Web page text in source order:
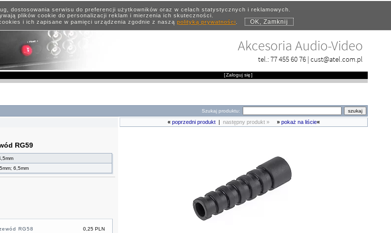
dostosowania serwisu do preferencji użytkowników oraz w celach statystycznych i reklamowych.
plików cookie do personalizacji reklam i mierzenia ich skuteczności.
i ich zapisane w pamięci urządzenia zgodnie z naszą polityką prywatności. OK, Zamknij
Akcesoria Audio-Video
tel.:77 455 60 76 | cust@atel.com.pl
[Zaloguj się]
Szukaj produktu:
RG59
6,5mm
0,25 PLN
RG58
« poprzedni produkt następny produkt » » pokaż na liście«